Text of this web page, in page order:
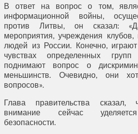
В ответ на вопрос о том,
информационной войны,
против Литвы, он сказал:
мероприятия, учреждения
людей из России. Конечно,
чувствах определенных
поднимают вопрос о
меньшинств. Очевидно, они
вопросов».
Глава правительства сказал,
внимание сейчас уделяется
безопасности.